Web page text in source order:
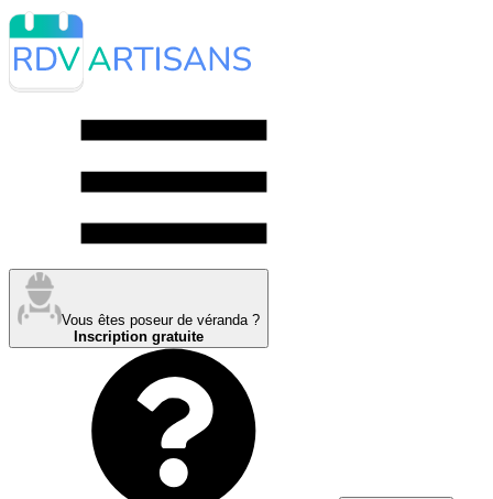
Vous êtes poseur de véranda ?
Inscription gratuite